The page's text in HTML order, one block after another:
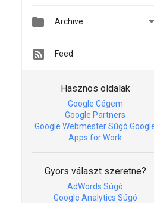
 Archive 
Feed
Hasznos oldalak
Google Cégem
Google Partners
Google Webmester Súgó
Apps for Work
Gyors választ szeretne?
AdWords Súgó
Google Analytics Súgó